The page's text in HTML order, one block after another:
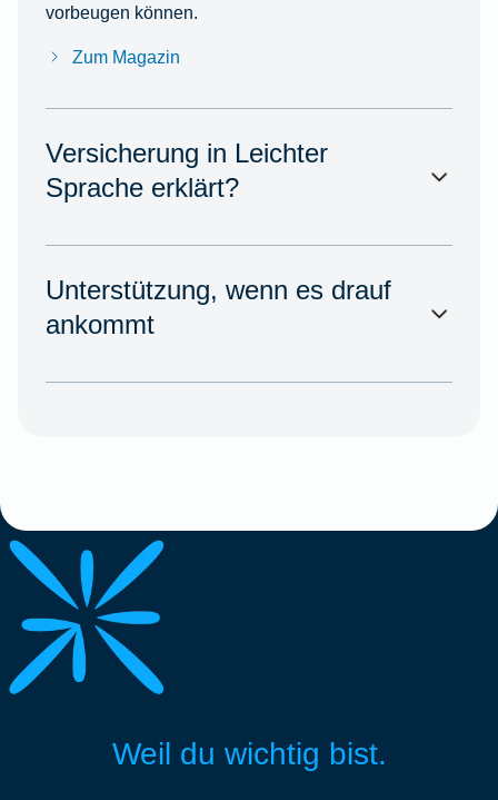
vorbeugen können.
Zum Magazin
Versicherung in Leichter
Sprache erklärt?
Unterstützung, wenn es drauf
ankommt
Weil du wichtig bist.